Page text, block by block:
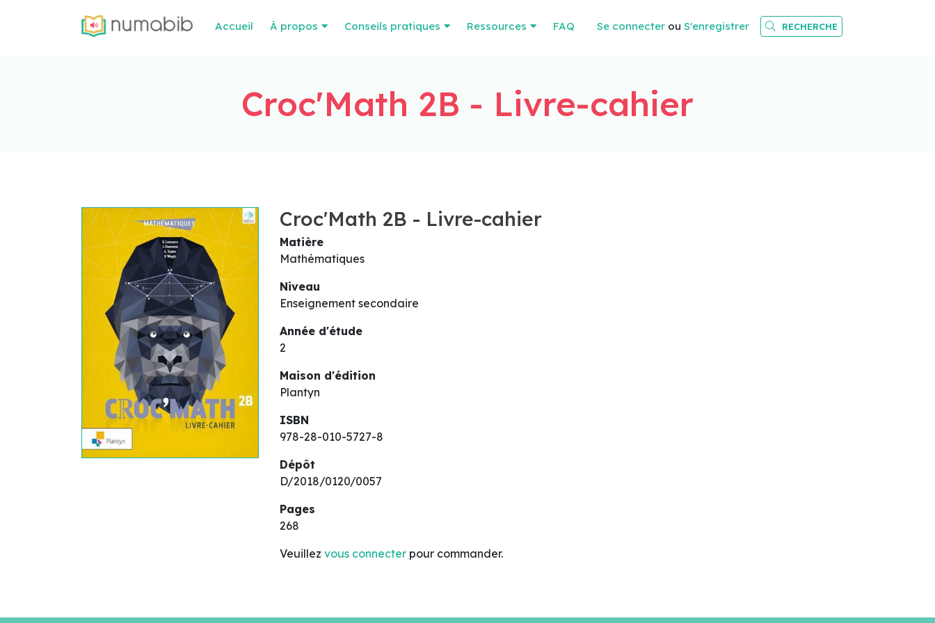
Accueil À propos Conseils pratiques Ressources FAQ Se connecter ou S'enregistrer RECHERCHE
Croc'Math 2B - Livre-cahier
Croc'Math 2B - Livre-cahier
Matière
Mathématiques
Niveau
Enseignement secondaire
Année d'étude
2
Maison d'édition
Plantyn
ISBN
978-28-010-5727-8
Dépôt
D/2018/0120/0057
Pages
268
Veuillez vous connecter pour commander.